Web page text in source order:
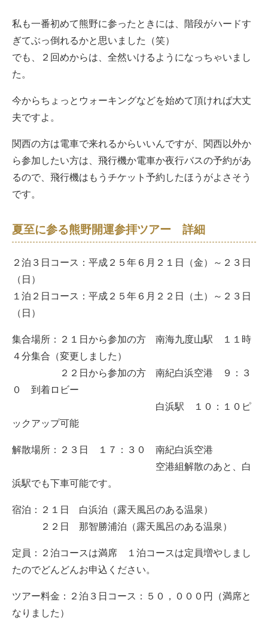
私も一番初めて熊野に参ったときには、階段がハードす
ぎてぶっ倒れるかと思いました（笑）
でも、２回めからは、全然いけるようになっちゃいまし
た。
今からちょっとウォーキングなどを始めて頂ければ大丈
夫ですよ。
関西の方は電車で来れるからいいんですが、関西以外か
ら参加したい方は、飛行機か電車か夜行バスの予約があ
るので、飛行機はもうチケット予約したほうがよさそう
です。
夏至に参る熊野開運参拝ツアー 詳細
２泊３日コース：平成２５年６月２１日（金）～２３日
（日）
１泊２日コース：平成２５年６月２２日（土）～２３日
（日）
集合場所：２１日から参加の方 南海九度山駅 １１時
４分集合（変更しました）
２２日から参加の方 南紀白浜空港 ９：３
０ 到着ロビー
白浜駅 １０：１０ピ
ックアップ可能
解散場所：２３日 １７：３０ 南紀白浜空港
空港組解散のあと、白
浜駅でも下車可能です。
宿泊：２１日 白浜泊（露天風呂のある温泉）
２２日 那智勝浦泊（露天風呂のある温泉）
定員：２泊コースは満席 １泊コースは定員増やしまし
たのでどんどんお申込ください。
ツアー料金：２泊３日コース：５０，０００円（満席と
なりました）